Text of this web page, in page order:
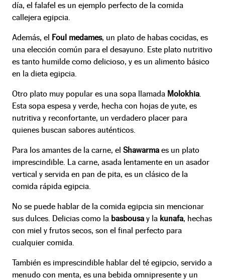
día, el falafel es un ejemplo perfecto de la comida
callejera egipcia.
Además, el Foul medames, un plato de habas cocidas, es
una elección común para el desayuno. Este plato nutritivo
es tanto humilde como delicioso, y es un alimento básico
en la dieta egipcia.
Otro plato muy popular es una sopa llamada Molokhia.
Esta sopa espesa y verde, hecha con hojas de yute, es
nutritiva y reconfortante, un verdadero placer para
quienes buscan sabores auténticos.
Para los amantes de la carne, el Shawarma es un plato
imprescindible. La carne, asada lentamente en un asador
vertical y servida en pan de pita, es un clásico de la
comida rápida egipcia.
No se puede hablar de la comida egipcia sin mencionar
sus dulces. Delicias como la basbousa y la kunafa, hechas
con miel y frutos secos, son el final perfecto para
cualquier comida.
También es imprescindible hablar del té egipcio, servido a
menudo con menta, es una bebida omnipresente y un